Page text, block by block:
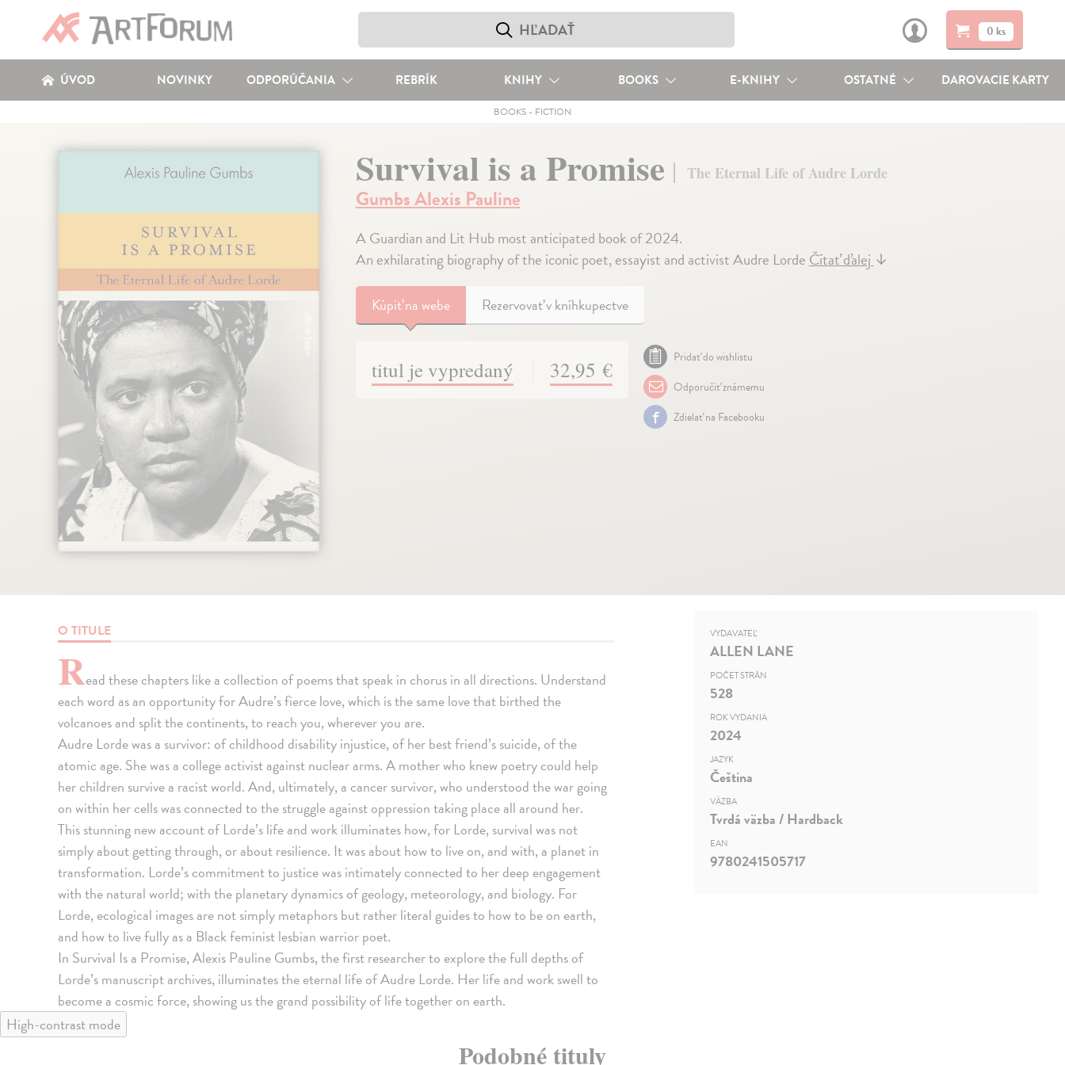
0 ks
ÚVOD NOVINKY ODPORÚČANIA REBRÍK KNIHY BOOKS E-KNIHY OSTATNÉ DAROVACIE KARTY
BOOKS- FICTION
Survival is a Promise The Eternal Life of Audre Lorde
Gumbs Alexis Pauline
A Guardian and Lit Hub most anticipated book of 2024.
An exhilarating biography of the iconic poet, essayist and activist Audre LordeČítať ďalej↓
Kúpiťna webe Rezervovať v kníhkupectve
titul je vypredaný 32,95 €
Pridať do wishlistu
Odporučiť známemu
Zdielať na Facebooku
O TITULE
Read these chapters like a collection of poems that speak in chorus in all directions. Understand
each word as an opportunity for Audre’s fierce love, which is the same love that birthed the
volcanoes and split the continents, to reach you, wherever you are.
Audre Lorde was a survivor: of childhood disability injustice, of her best friend’s suicide, of the
atomic age. She was a college activist against nuclear arms. A mother who knew poetry could help
her children survive a racist world. And, ultimately, a cancer survivor, who understood the war going
on within her cells was connected to the struggle against oppression taking place all around her.
This stunning new account of Lorde’s life and work illuminates how, for Lorde, survival was not
simply about getting through, or about resilience. It was about how to live on, and with, a planet in
transformation. Lorde’s commitment to justice was intimately connected to her deep engagement
with the natural world; with the planetary dynamics of geology, meteorology, and biology. For
Lorde, ecological images are not simply metaphors but rather literal guides to how to be on earth,
and how to live fully as a Black feminist lesbian warrior poet.
In Survival Is a Promise, Alexis Pauline Gumbs, the first researcher to explore the full depths of
Lorde’s manuscript archives, illuminates the eternal life of Audre Lorde. Her life and work swell to
become a cosmic force, showing us the grand possibility of life together on earth.
VYDAVATEĽ
ALLEN LANE
POČET STRÁN
528
ROK VYDANIA
2024
JAZYK
Čeština
VÄZBA
Tvrdá väzba / Hardback
EAN
9780241505717
High-contrast mode
Podobné tituly